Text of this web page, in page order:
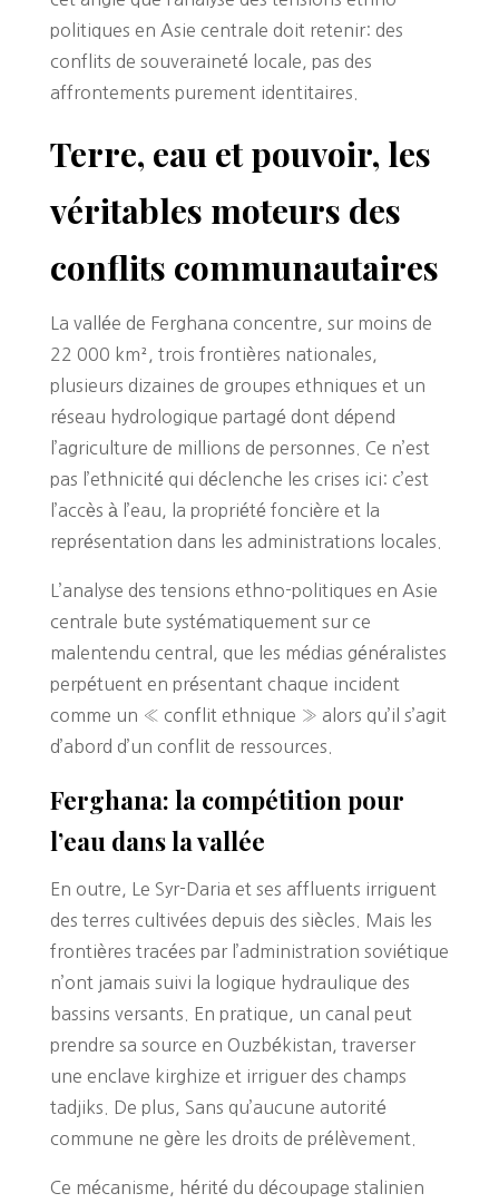
politiques en Asie centrale doit retenir: des
conflits de souveraineté locale, pas des
affrontements purement identitaires.
Terre, eau et pouvoir, les
véritables moteurs des
conflits communautaires
La vallée de Ferghana concentre, sur moins de
22 000 km², trois frontières nationales,
plusieurs dizaines de groupes ethniques et un
réseau hydrologique partagé dont dépend
l’agriculture de millions de personnes. Ce n’est
pas l’ethnicité qui déclenche les crises ici: c’est
l’accès à l’eau, la propriété foncière et la
représentation dans les administrations locales.
L’analyse des tensions ethno-politiques en Asie
centrale bute systématiquement sur ce
malentendu central, que les médias généralistes
perpétuent en présentant chaque incident
comme un « conflit ethnique » alors qu’il s’agit
d’abord d’un conflit de ressources.
Ferghana: la compétition pour
l’eau dans la vallée
En outre, Le Syr-Daria et ses affluents irriguent
des terres cultivées depuis des siècles. Mais les
frontières tracées par l’administration soviétique
n’ont jamais suivi la logique hydraulique des
bassins versants. En pratique, un canal peut
prendre sa source en Ouzbékistan, traverser
une enclave kirghize et irriguer des champs
tadjiks. De plus, Sans qu’aucune autorité
commune ne gère les droits de prélèvement.
Ce mécanisme, hérité du découpage stalinien